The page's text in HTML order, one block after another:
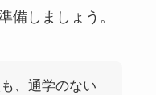
備しましょう。
、通学のない